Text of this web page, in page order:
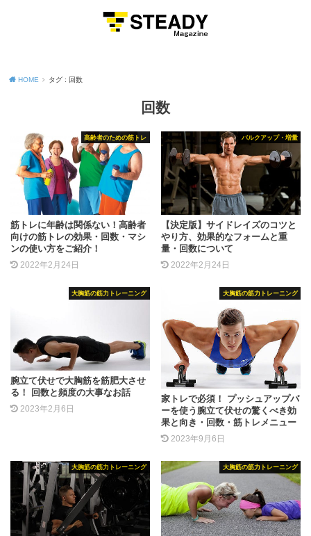
HOME タグ : 回数
回数
高齢者のための筋トレ
筋トレに年齢は関係ない！高齢者
向けの筋トレの効果・回数・マシ
ンの使い方をご紹介！
2022年2月24日
バルクアップ・増量
【決定版】サイドレイズのコツと
やり方、効果的なフォームと重
量・回数について
2022年2月24日
大胸筋の筋力トレーニング
腕立て伏せで大胸筋を筋肥大させ
る！ 回数と頻度の大事なお話
2023年2月6日
大胸筋の筋力トレーニング
家トレで必須！ プッシュアップバ
ーを使う腕立て伏せの驚くべき効
果と向き・回数・筋トレメニュー
2023年9月6日
大胸筋の筋力トレーニング 大胸筋の筋力トレーニング